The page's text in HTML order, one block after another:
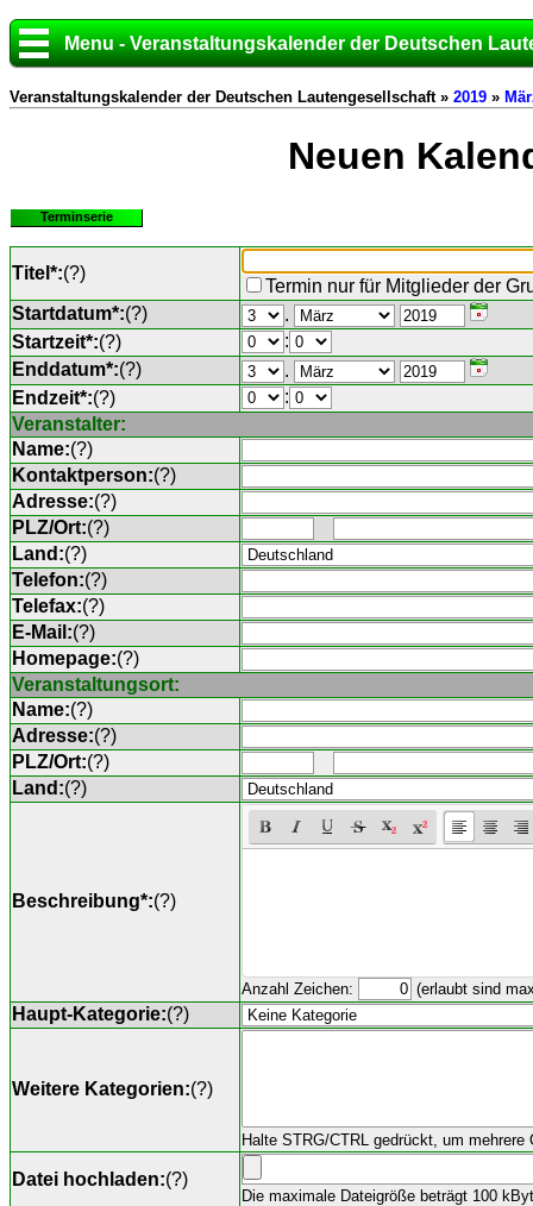
Menu - Veranstaltungskalender der Deutschen
Veranstaltungskalender der Deutschen Lautengesellschaft » 2019 »
Neuen
Terminserie
Titel*:(?)
Termin nur für Mitglieder der
Startdatum*:(?)
.
Startzeit*:(?)
:
Enddatum*:(?)
.
Endzeit*:(?)
:
Veranstalter:
Name:(?)
Kontaktperson:(?)
Adresse:(?)
PLZ/Ort:(?)
Land:(?)
Telefon:(?)
Telefax:(?)
E-Mail:(?)
Homepage:(?)
Veranstaltungsort:
Name:(?)
Adresse:(?)
PLZ/Ort:(?)
Land:(?)
Beschreibung*:(?)
Anzahl Zeichen: (erlaubt sind
Haupt-Kategorie:(?)
Weitere Kategorien:(?)
Halte STRG/CTRL gedrückt, um mehrere
Datei hochladen:(?)
Die maximale Dateigröße beträgt 100